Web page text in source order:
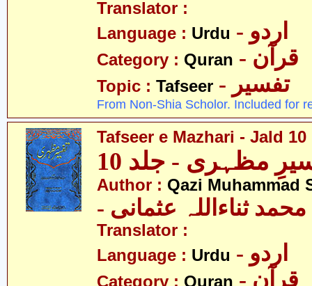
Translator :
Language : Urdu - اردو
Category : Quran - قرآن
Topic : Tafseer - تفسیر
From Non-Shia Scholor. Included for
Tafseer e Mazhari - Jald 10
مظہری - جلد 10
Author : Qazi Muhammad
ثناءاللہ عثمانی
Translator :
Language : Urdu - اردو
Category : Quran - قرآن